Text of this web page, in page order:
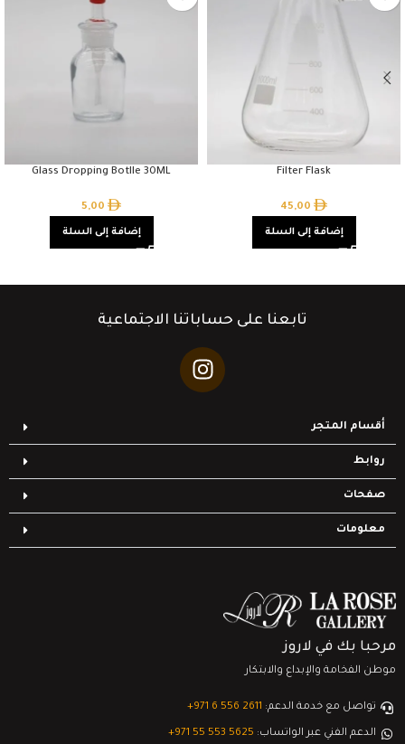
Filter Flask
45,00
إضافة إلى السلة
Glass Dropping Botlle 30ML
5,00
إضافة إلى السلة
تابعنا على حساباتنا الاجتماعية
أقسام المتجر
روابط
صفحات
معلومات
مرحبا بك في لاروز
موطن الفخامة والإبداع والابتكار
تواصل مع خدمة الدعم: ‎+971 6 556 2611
الدعم الفني عبر الواتساب: ‎+971 55 553 5625